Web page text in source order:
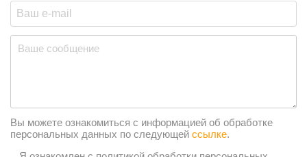
Вы можете ознакомиться с информацией об обработке
персональных данных по следующей ссылке.